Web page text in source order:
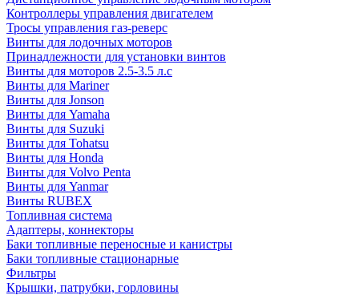
Контроллеры управления двигателем
Тросы управления газ-реверс
Винты для лодочных моторов
Принадлежности для установки винтов
Винты для моторов 2.5-3.5 л.с
Винты для Mariner
Винты для Jonson
Винты для Yamaha
Винты для Suzuki
Винты для Tohatsu
Винты для Honda
Винты для Volvo Penta
Винты для Yanmar
Винты RUBEX
Топливная система
Адаптеры, коннекторы
Баки топливные переносные и канистры
Баки топливные стационарные
Фильтры
Крышки, патрубки, горловины